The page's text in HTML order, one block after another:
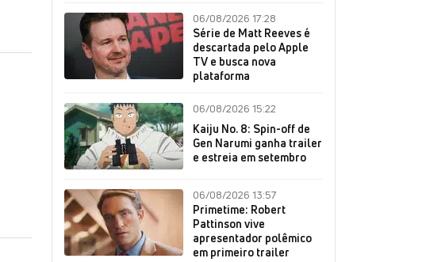
06/08/2026 17:28
Série de Matt Reeves é
descartada pelo Apple
TV e busca nova
plataforma
06/08/2026 15:22
Kaiju No. 8: Spin-off de
Gen Narumi ganha trailer
e estreia em setembro
06/08/2026 13:57
Primetime: Robert
Pattinson vive
apresentador polêmico
em primeiro trailer